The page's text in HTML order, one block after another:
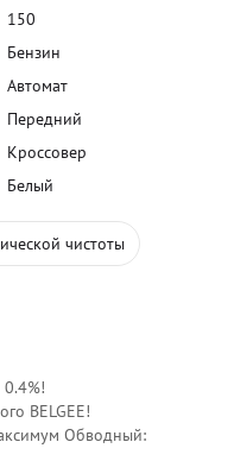
150
Бензин
Автомат
Передний
Кроссовер
Белый
чистоты
ВЕLGЕЕ!
Обводный: